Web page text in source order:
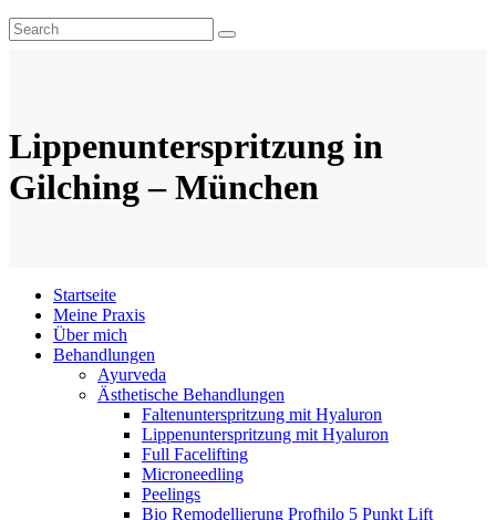
Lippenunterspritzung in
Gilching – München
Startseite
Meine Praxis
Über mich
Behandlungen
Ayurveda
Ästhetische Behandlungen
Faltenunterspritzung mit Hyaluron
Lippenunterspritzung mit Hyaluron
Full Facelifting
Microneedling
Peelings
Bio Remodellierung Profhilo 5 Punkt Lift